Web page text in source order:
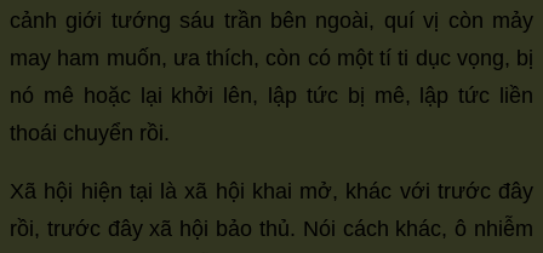
cảnh giới tướng sáu trần bên ngoài, quí vị còn mảy
may ham muốn, ưa thích, còn có một tí ti dục vọng, bị
nó mê hoặc lại khởi lên, lập tức bị mê, lập tức liền
thoái chuyển rồi.
Xã hội hiện tại là xã hội khai mở, khác với trước đây
rồi, trước đây xã hội bảo thủ. Nói cách khác, ô nhiễm